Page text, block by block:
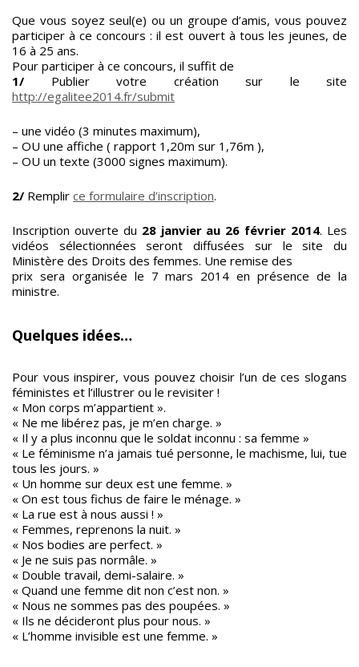
Que vous soyez seul(e) ou un groupe d’amis, vous pouvez
participer à ce concours : il est ouvert à tous les jeunes, de
16 à 25 ans.
Pour participer à ce concours, il suffit de
1/ Publier votre création sur le site
http://egalitee2014.fr/submit
– une vidéo (3 minutes maximum),
– OU une affiche ( rapport 1,20m sur 1,76m ),
– OU un texte (3000 signes maximum).
2/ Remplir ce formulaire d’inscription.
Inscription ouverte du 28 janvier au 26 février 2014. Les
vidéos sélectionnées seront diffusées sur le site du
Ministère des Droits des femmes. Une remise des
prix sera organisée le 7 mars 2014 en présence de la
ministre.
Quelques idées…
Pour vous inspirer, vous pouvez choisir l’un de ces slogans
féministes et l’illustrer ou le revisiter !
« Mon corps m’appartient ».
« Ne me libérez pas, je m’en charge. »
« Il y a plus inconnu que le soldat inconnu : sa femme »
« Le féminisme n’a jamais tué personne, le machisme, lui, tue
tous les jours. »
« Un homme sur deux est une femme. »
« On est tous fichus de faire le ménage. »
« La rue est à nous aussi ! »
« Femmes, reprenons la nuit. »
« Nos bodies are perfect. »
« Je ne suis pas normâle. »
« Double travail, demi-salaire. »
« Quand une femme dit non c’est non. »
« Nous ne sommes pas des poupées. »
« Ils ne décideront plus pour nous. »
« L’homme invisible est une femme. »